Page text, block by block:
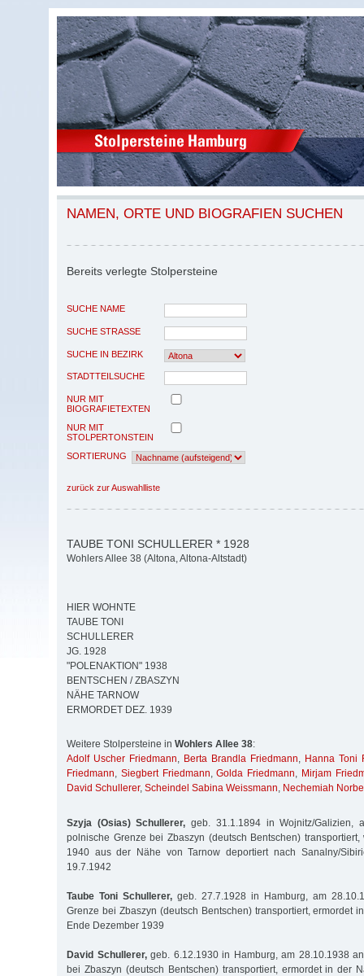
NAMEN, ORTE UND BIOGRAFIEN SUCHEN
Bereits verlegte Stolpersteine
SUCHE NAME
SUCHE STRASSE
SUCHE IN BEZIRK
STADTTEILSUCHE
NUR MIT
BIOGRAFIETEXTEN
NUR MIT
STOLPERTONSTEIN
SORTIERUNG
zurück zur Auswahlliste
TAUBE TONI SCHULLERER * 1928
Wohlers Allee 38 (Altona, Altona-Altstadt)
HIER WOHNTE
TAUBE TONI
SCHULLERER
JG. 1928
"POLENAKTION" 1938
BENTSCHEN / ZBASZYN
NÄHE TARNOW
ERMORDET DEZ. 1939
Weitere Stolpersteine in Wohlers Allee 38:
Adolf Uscher Friedmann, Berta Brandla Friedmann, Hanna Toni
Friedmann, Siegbert Friedmann,Golda Friedmann, Mirjam
David Schullerer, Scheindel Sabina Weissmann, Nechemiah
Szyja (Osias) Schullerer, geb. 31.1.1894 in Wojnitz/Galizien,
polnische Grenze bei Zbaszyn (deutsch Bentschen)
1940 aus der Nähe von Tarnow deportiert nach Sanalny/
19.7.1942
Taube Toni Schullerer, geb. 27.7.1928 in Hamburg, am
Grenze bei Zbaszyn (deutsch Bentschen) transportiert, ermordet
Ende Dezember 1939
David Schullerer,geb. 6.12.1930 in Hamburg, am 28.10.1938
bei Zbaszyn (deutsch Bentschen) transportiert, ermordet in der